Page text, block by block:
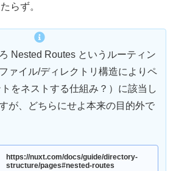
らず。
Nested Routes というルーティン
ァイル/ディレクトリ構造によりペ
をネストする仕組み？）に該当し
が、どちらにせよ本来の目的外で
https://nuxt.com/docs/guide/directory-
structure/pages#nested-routes